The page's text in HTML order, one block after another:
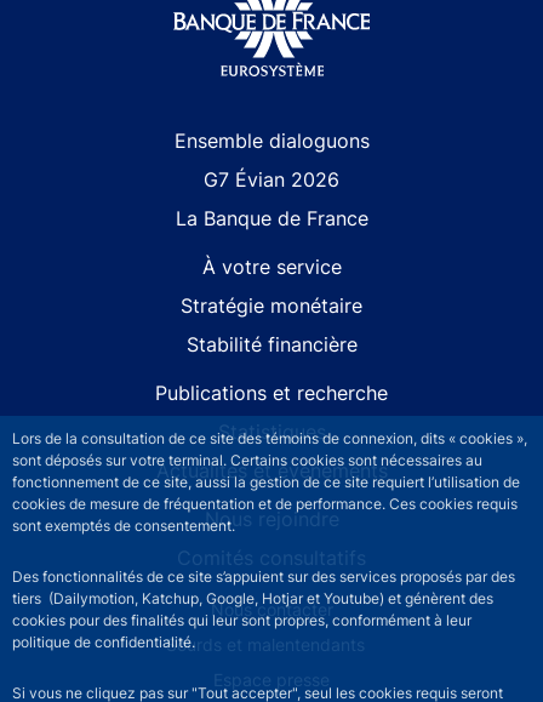
Lors de la consultation de ce site des témoins de connexion, dits « cookies »,
sont déposés sur votre terminal. Certains cookies sont nécessaires au
fonctionnement de ce site, aussi la gestion de ce site requiert l’utilisation de
cookies de mesure de fréquentation et de performance. Ces cookies requis
sont exemptés de consentement.
Des fonctionnalités de ce site s’appuient sur des services proposés par des
tiers (Dailymotion, Katchup, Google, Hotjar et Youtube) et génèrent des
cookies pour des finalités qui leur sont propres, conformément à leur
politique de confidentialité.
Si vous ne cliquez pas sur "Tout accepter", seul les cookies requis seront
Ensemble dialoguons
G7 Évian 2026
La Banque de France
À votre service
Stratégie monétaire
Stabilité financière
Publications et recherche
Statistiques
Actualités et événements
Nous rejoindre
Comités consultatifs
Footer secondary menuNous contacter
Sourds et malentendants
Espace presse